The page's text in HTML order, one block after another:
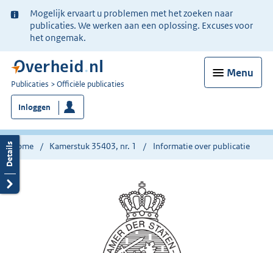
Ter
informatie:
Mogelijk ervaart u problemen met het zoeken naar
publicaties. We werken aan een oplossing. Excuses voor
het ongemak.
Menu
U
bent
nu
hier:
Publicaties Officiële publicaties
Inloggen
Home Kamerstuk 35403, nr. 1 Informatie over publicatie